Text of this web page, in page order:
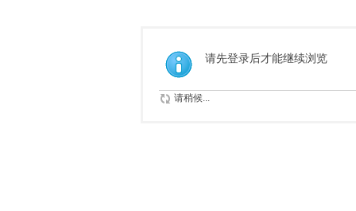
索
请先登录后才能继续浏览
请稍候...